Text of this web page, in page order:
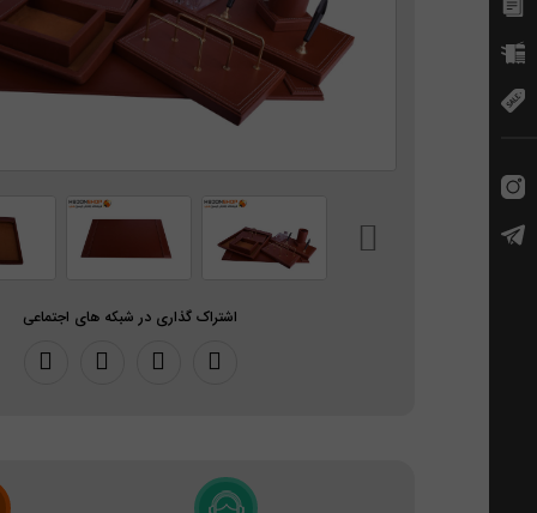
اشتراک گذاری در شبکه های اجتماعی